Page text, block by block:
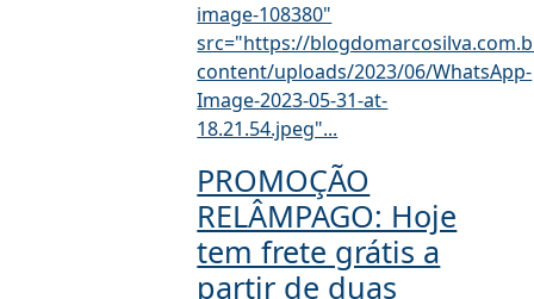
image-108380"
src="https://
content/uploads/2023/06/WhatsApp-
Image-2023-05-31-at-
18.21.54.jpeg"...
PROMOÇÃO
RELÂMPAGO: Hoje
tem frete grátis a
partir de duas